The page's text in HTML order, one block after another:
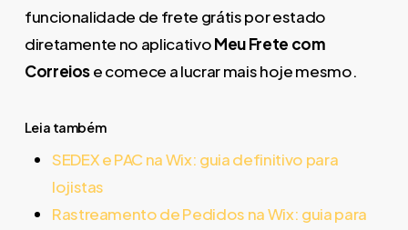
funcionalidade de frete grátis por estado
diretamente no aplicativoMeu Frete com
Correiose comece a lucrar mais hoje mesmo.
Leia também
SEDEX e PAC na Wix: guia definitivo para
lojistas
Rastreamento de Pedidos na Wix: guia para